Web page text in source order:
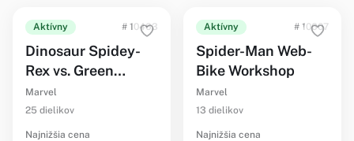
Aktívny # 10463
Dinosaur Spidey-
Rex vs. Green
Goblin
Marvel
25 dielikov
Najnižšia cena
Aktívny # 10607
Spider-Man Web-
Bike Workshop
Marvel
13 dielikov
Najnižšia cena